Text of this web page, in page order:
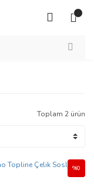
Toplam 2 ürün
%0